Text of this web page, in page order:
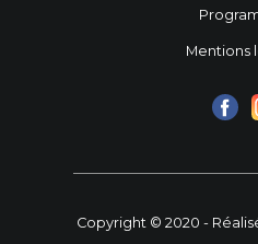
Mentions
Copyright © 2020 -